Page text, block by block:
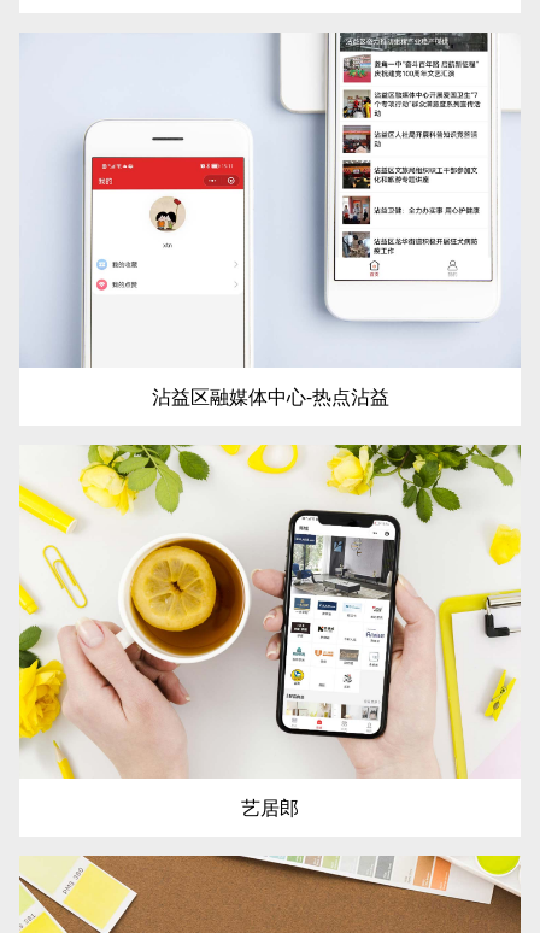
沾益区融媒体中心-热点沾益
艺居郎